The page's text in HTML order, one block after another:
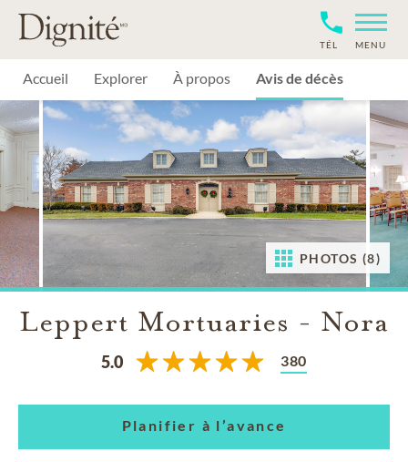
MENU
TÉL
Accueil Explorer À propos Avis de décès
PHOTOS (8)
Leppert Mortuaries - Nora
5.0 380
Planifier à l’avance